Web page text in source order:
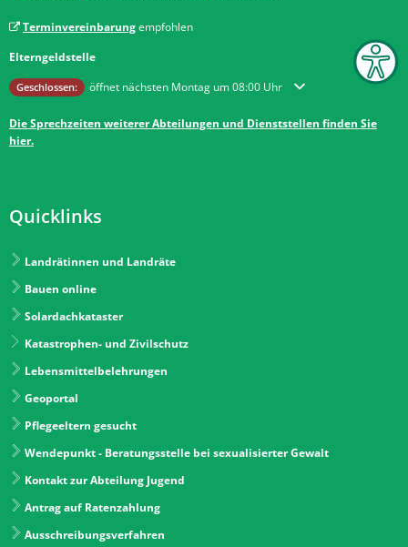
Terminvereinbarungempfohlen
Elterngeldstelle
Klicken, um weitere Öffnungs- oder Schließzeiten auszublenden
Geschlossen: öffnet nächsten Montag um 08:00 Uhr
Die Sprechzeiten weiterer Abteilungen und Dienststellen finden Sie
hier.
Quicklinks
Landrätinnen und Landräte
Bauen online
Solardachkataster
Katastrophen- und Zivilschutz
Lebensmittelbelehrungen
Geoportal
Pflegeeltern gesucht
Wendepunkt - Beratungsstelle bei sexualisierter Gewalt
Kontakt zur Abteilung Jugend
Antrag auf Ratenzahlung
Ausschreibungsverfahren